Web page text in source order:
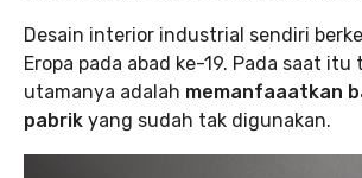
Desain interior industrial sendiri
Eropa pada abad ke-19. Pada saat itu
utamanya adalah memanfaaatkan
pabrik yang sudah tak digunakan.